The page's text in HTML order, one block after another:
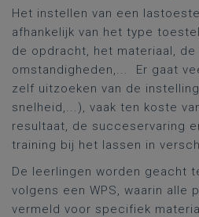
Het instellen van een
afhankelijk van het type
de opdracht, het materiaal, de
omstandigheden,... Er gaat
zelf uitzoeken van de
snelheid,...), vaak ten koste
resultaat, de succeservaring
training bij het lassen in
De leerlingen worden geacht
volgens een WPS, waarin alle
vermeld voor specifiek